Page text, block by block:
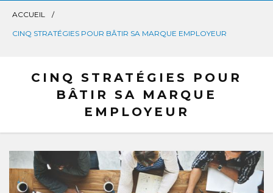
ACCUEIL
CINQ STRATÉGIES POUR BÂTIR SA MARQUE EMPLOYEUR
CINQ STRATÉGIES POUR
BÂTIR SA MARQUE
EMPLOYEUR